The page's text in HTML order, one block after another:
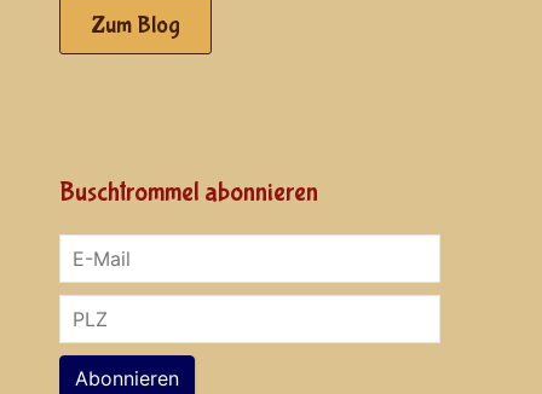
Zum Blog
Buschtrommel abonnieren
Abonnieren